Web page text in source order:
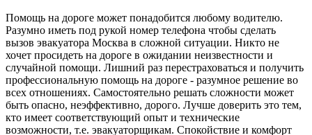
Помощь на дороге может понадобится любому водителю.
Разумно иметь под рукой номер телефона чтобы сделать
вызов эвакуатора Москва в сложной ситуации. Никто не
хочет просидеть на дороге в ожидании неизвестности и
случайной помощи. Лишний раз перестраховаться и получить
профессиональную помощь на дороге - разумное решение во
всех отношениях. Самостоятельно решать сложности может
быть опасно, неэффективно, дорого. Лучше доверить это тем,
кто имеет соответствующий опыт и технические
возможности, т.е. эвакуаторщикам. Спокойствие и комфорт